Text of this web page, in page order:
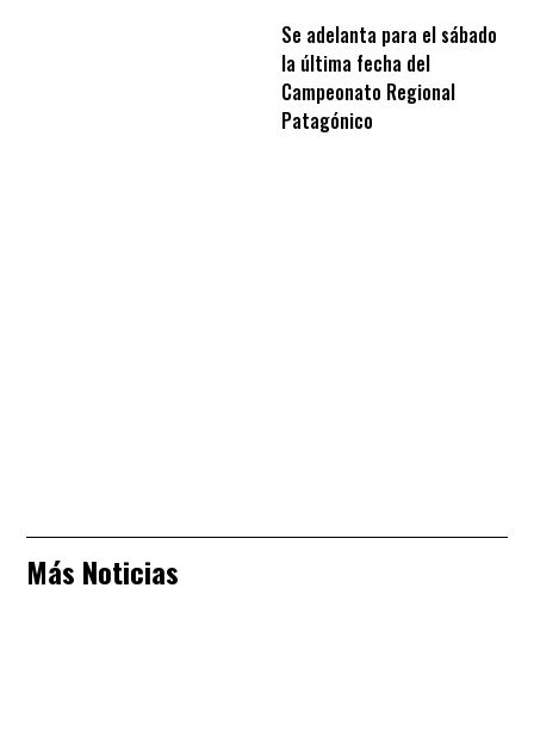
Se adelanta para el sábado
la última fecha del
Campeonato Regional
Patagónico
Más Noticias